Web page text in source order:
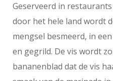
Geserveerd in
door het hele land wordt
mengsel besmeerd, in
en gegrild. De vis wordt
bananenblad dat de vis